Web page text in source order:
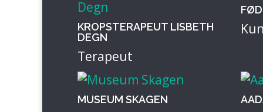
KROPSTERAPEUT LISBETH
DEGN
Terapeut
MUSEUM SKAGEN